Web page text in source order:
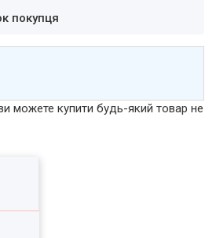
покупця
можете купити будь-який товар не